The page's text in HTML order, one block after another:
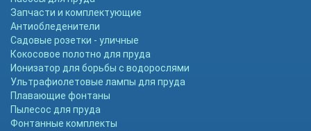
Запчасти и комплектующие
Антиобледенители
Садовые розетки - уличные
Кокосовое полотно для пруда
Ионизатор для борьбы с водорослями
Ультрафиолетовые лампы для пруда
Плавающие фонтаны
Пылесос для пруда
Фонтанные комплекты